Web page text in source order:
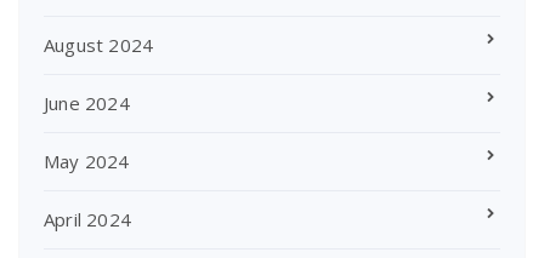
August 2024
June 2024
May 2024
April 2024